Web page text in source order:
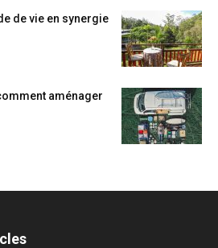
de vie en synergie
aménager